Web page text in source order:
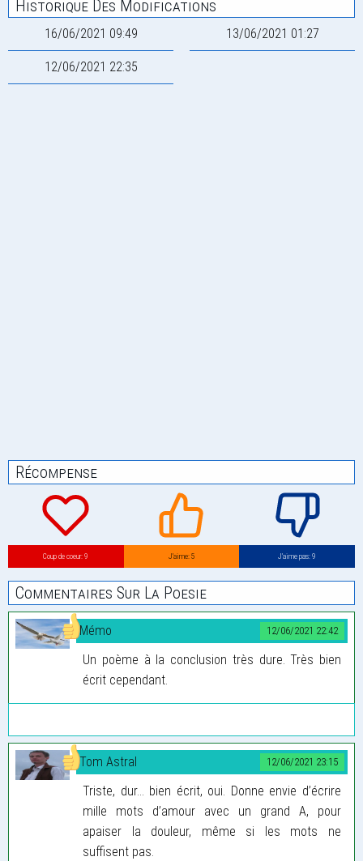
Historique Des Modifications
16/06/2021 09:49 13/06/2021 01:27
12/06/2021 22:35
Récompense
Coup de coeur: 9 J’aime: 5 J’aime pas: 9
Commentaires Sur La Poesie
12/06/2021 22:42
Mémo
Un poème à la conclusion très dure. Très bien
écrit cependant.
12/06/2021 23:15
Tom Astral
Triste, dur... bien écrit, oui. Donne envie d’écrire
mille mots d’amour avec un grand A, pour
apaiser la douleur, même si les mots ne
suffisent pas.